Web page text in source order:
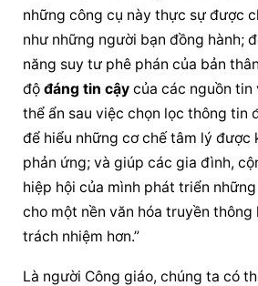
những công cụ này thực sự được
như những người bạn đồng hành;
năng suy tư phê phán của bản
độ đáng tin cậy của các nguồn tin
thể ẩn sau việc chọn lọc thông tin
để hiểu những cơ chế tâm lý được
phản ứng; và giúp các gia đình,
hiệp hội của mình phát triển
cho một nền văn hóa truyền thông
trách nhiệm hơn.”
Là người Công giáo, chúng ta có